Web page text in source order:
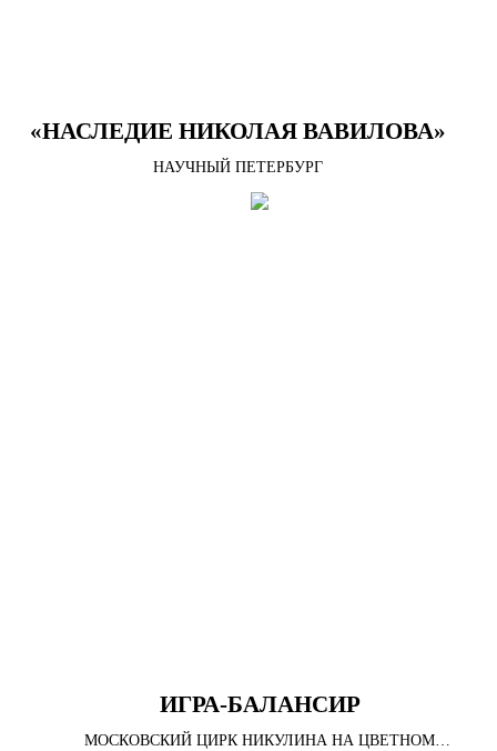
«НАСЛЕДИЕ НИКОЛАЯ ВАВИЛОВА»
НАУЧНЫЙ ПЕТЕРБУРГ
ИГРА-БАЛАНСИР
МОСКОВСКИЙ ЦИРК НИКУЛИНА НА ЦВЕТНОМ